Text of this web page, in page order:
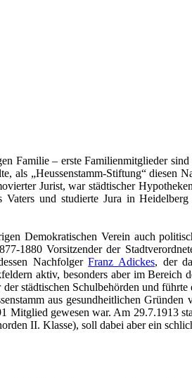
Familie – erste Familienmitglieder
als „Heussenstamm-Stiftung“ diesen
Jurist, war städtischer
und studierte Jura in
Demokratischen Verein auch
1880 Vorsitzender der
NachfolgerFranz Adickes, der
aktiv, besonders aber im
städtischen Schulbehörden und
aus gesundheitlichen
Mitglied gewesen war. Am 29.7.1913
II. Klasse), soll dabei aber ein